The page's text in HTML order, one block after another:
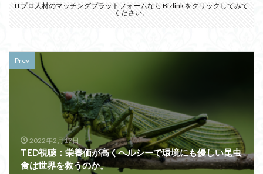
ITプロ人材のマッチングプラットフォームなら Bizlink をクリックしてみて
ください。
Prev
2022年2月17日
TED視聴：栄養価が高くヘルシーで環境にも優しい昆虫
食は世界を救うのか。